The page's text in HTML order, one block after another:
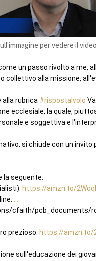
per vedere il video
un passo rivolto a me,
collettivo alla missione,
alla rubrica #rispostalvolo
ecclesiale, la quale,
e soggettiva e
si chiude con un invito
la seguente:
https://amzn.to/
cfaith/pcb_documents/
prezioso: https://amzn.to/
sull'educazione dei